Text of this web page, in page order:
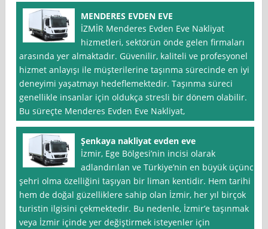
MENDERES EVDEN EVE
İZMİR Menderes Evden Eve Nakliyat
hizmetleri, sektörün önde gelen firmaları
arasında yer almaktadır. Güvenilir, kaliteli ve profesyonel
hizmet anlayışı ile müşterilerine taşınma sürecinde en iyi
deneyimi yaşatmayı hedeflemektedir. Taşınma süreci
genellikle insanlar için oldukça stresli bir dönem olabilir.
Bu süreçte Menderes Evden Eve Nakliyat,
Şenkaya nakliyat evden eve
İzmir, Ege Bölgesi’nin incisi olarak
adlandırılan ve Türkiye’nin en büyük üçüncü
şehri olma özelliğini taşıyan bir liman kentidir. Hem tarihi
hem de doğal güzelliklere sahip olan İzmir, her yıl birçok
turistin ilgisini çekmektedir. Bu nedenle, İzmir’e taşınmak
veya İzmir içinde yer değiştirmek isteyenler için